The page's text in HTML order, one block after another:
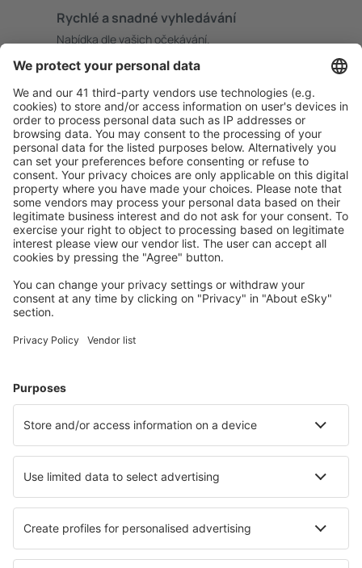
Rychlé a snadné vyhledávání
Nabídka dle vašich očekávání.
Pečlivé plánování
Bezproblémová rezervace s možností bezplatného
zrušení.
S námi ušetříte
Atraktivní ceny a speciální nabídky pro přihlášené
uživatele.
Ubytování dle vašeho gusta
Vyberte si z více než 1.3 milionu zařízení: hotelů,
Nejvyhledávanější hotely uživateli eSky
Hotely v Miláně Hotely v Palermu Hotely v Neapoli
Hotely v Aostě Hotely in Livigno Hotely in La Spezia
Hotely in Capri Island
Nejlepší hotely - města